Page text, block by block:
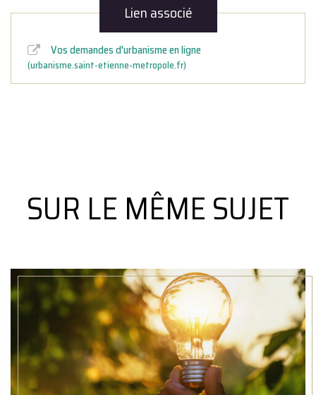
Lien associé
Vos demandes d'urbanisme en ligne
urbanisme.saint-etienne-metropole.fr
SUR LE MÊME SUJET